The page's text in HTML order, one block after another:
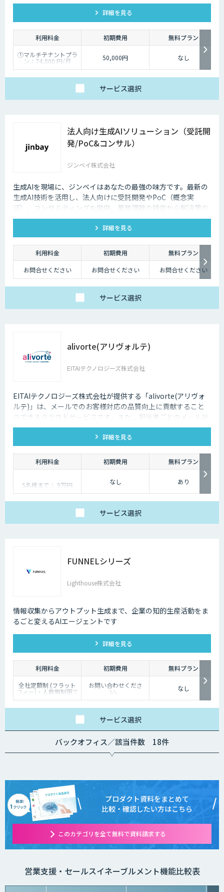
kintone・Salesforce連携にも対応します。
詳細を見る
利用料金 初期費用
無料プラン
①マルチテナントプラ
ン：74,800 円/月
②スタータープラン：
149,800円/月
50,000円 なし
サービス選択
法人向け生成AIソリューション（受託開
発/PoC&コンサル）
ジンベイ株式会社
生成AIを現場に、ジンベイはあなたの最強の味方です。最新の
生成AI技術を活用し、法人向けに受託開発やPoC（概念実
証）、コンサルティングを提供。業務課題の特定から解決策の
実現、DX推進まで一気通貫でサポートします。
詳細を見る
利用料金 初期費用
無料プラン
お問合せください
お問合せください お問合せください
サービス選択
alivorte(アリヴォルテ)
EITAIテクノロジーズ株式会社
EITAIテクノロジーズ株式会社が提供する「alivorte(アリヴォ
ルテ)」は、メールでのお客様対応の品質向上に貢献すること
のできるクラウドサービスです。また、担当者ごとのメール対
応状況(受信・返信・未返信の件数など)も可視化します。
詳細を見る
利用料金 初期費用 無料プラン
5名様まで： 9万円
6名様以降〜： 9万円 +
なし あり
サービス選択
FUNNELシリーズ
Lighthouse株式会社
情報収集からアウトプット生成まで、企業の知的生産活動をま
るごと変えるAIエージェントです
詳細を見る
利用料金 初期費用
無料プラン
全社定額制 (フラット
フィー)・人数無制限で
ご利用いただけます。
お問い合わせくださ
い。 なし
サービス選択
バックオフィス／該当件数 18件
プロダクト資料をまとめて
比較・確認したい方はこちら
このカテゴリを全て無料で資料請求する
営業支援・セールスイネーブルメント機能比較表